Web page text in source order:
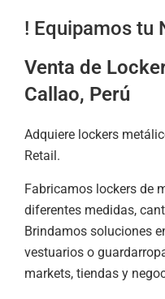
! Equipamos tu
Venta de
Callao, Perú
Adquiere lockers
Retail.
Fabricamos lockers de
diferentes medidas,
Brindamos soluciones
vestuarios o
markets, tiendas y